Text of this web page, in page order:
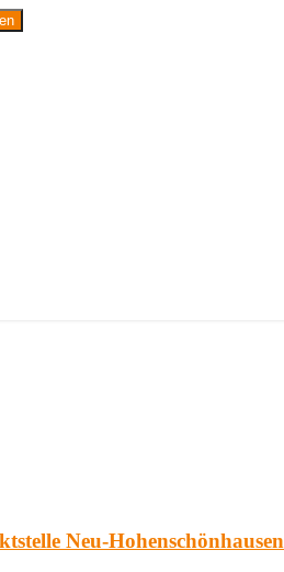
Neu-Hohenschönhausen